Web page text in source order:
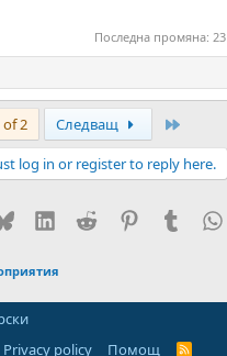
Последна промяна:
of 2 Следващ
log in or register to reply here.
Bluesky LinkedInReddit PinterestTumblr
Privacy policy Помощ R